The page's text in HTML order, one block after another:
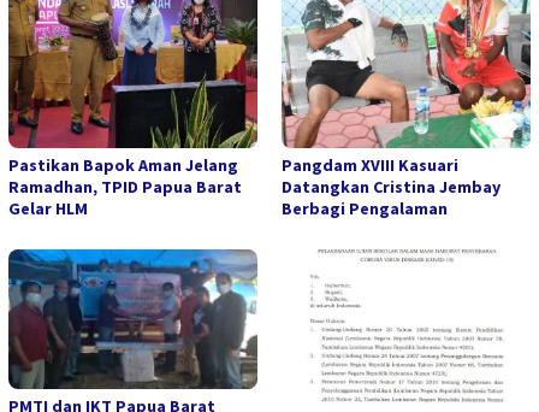
Pastikan Bapok Aman Jelang
Ramadhan, TPID Papua Barat
Gelar HLM
Pangdam XVIII Kasuari
Datangkan Cristina Jembay
Berbagi Pengalaman
PMTI dan IKT Papua Barat